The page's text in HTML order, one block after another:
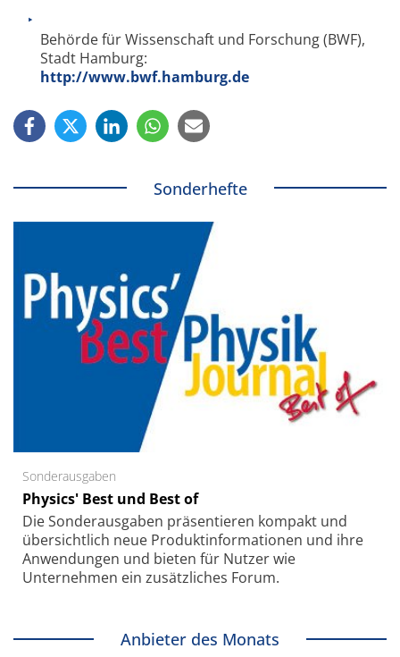
Behörde für Wissenschaft und Forschung (BWF),
Stadt Hamburg:
http://www.bwf.hamburg.de
Sonderhefte
Sonderausgaben
Physics' Best und Best of
Die Sonder­ausgaben präsentieren kompakt und
übersichtlich neue Produkt­informationen und ihre
Anwendungen und bieten für Nutzer wie
Unternehmen ein zusätzliches Forum.
Anbieter des Monats